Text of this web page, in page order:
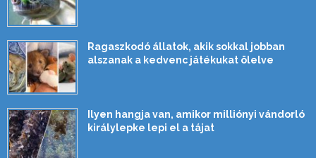
Ragaszkodó állatok, akik sokkal jobban
alszanak a kedvenc játékukat ölelve
Ilyen hangja van, amikor milliónyi vándorló
királylepke lepi el a tájat